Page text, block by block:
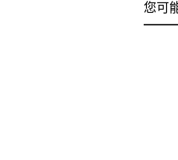
您可